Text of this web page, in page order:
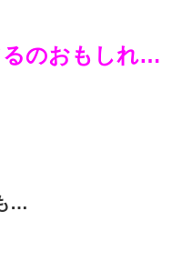
るのおもしれ…
…